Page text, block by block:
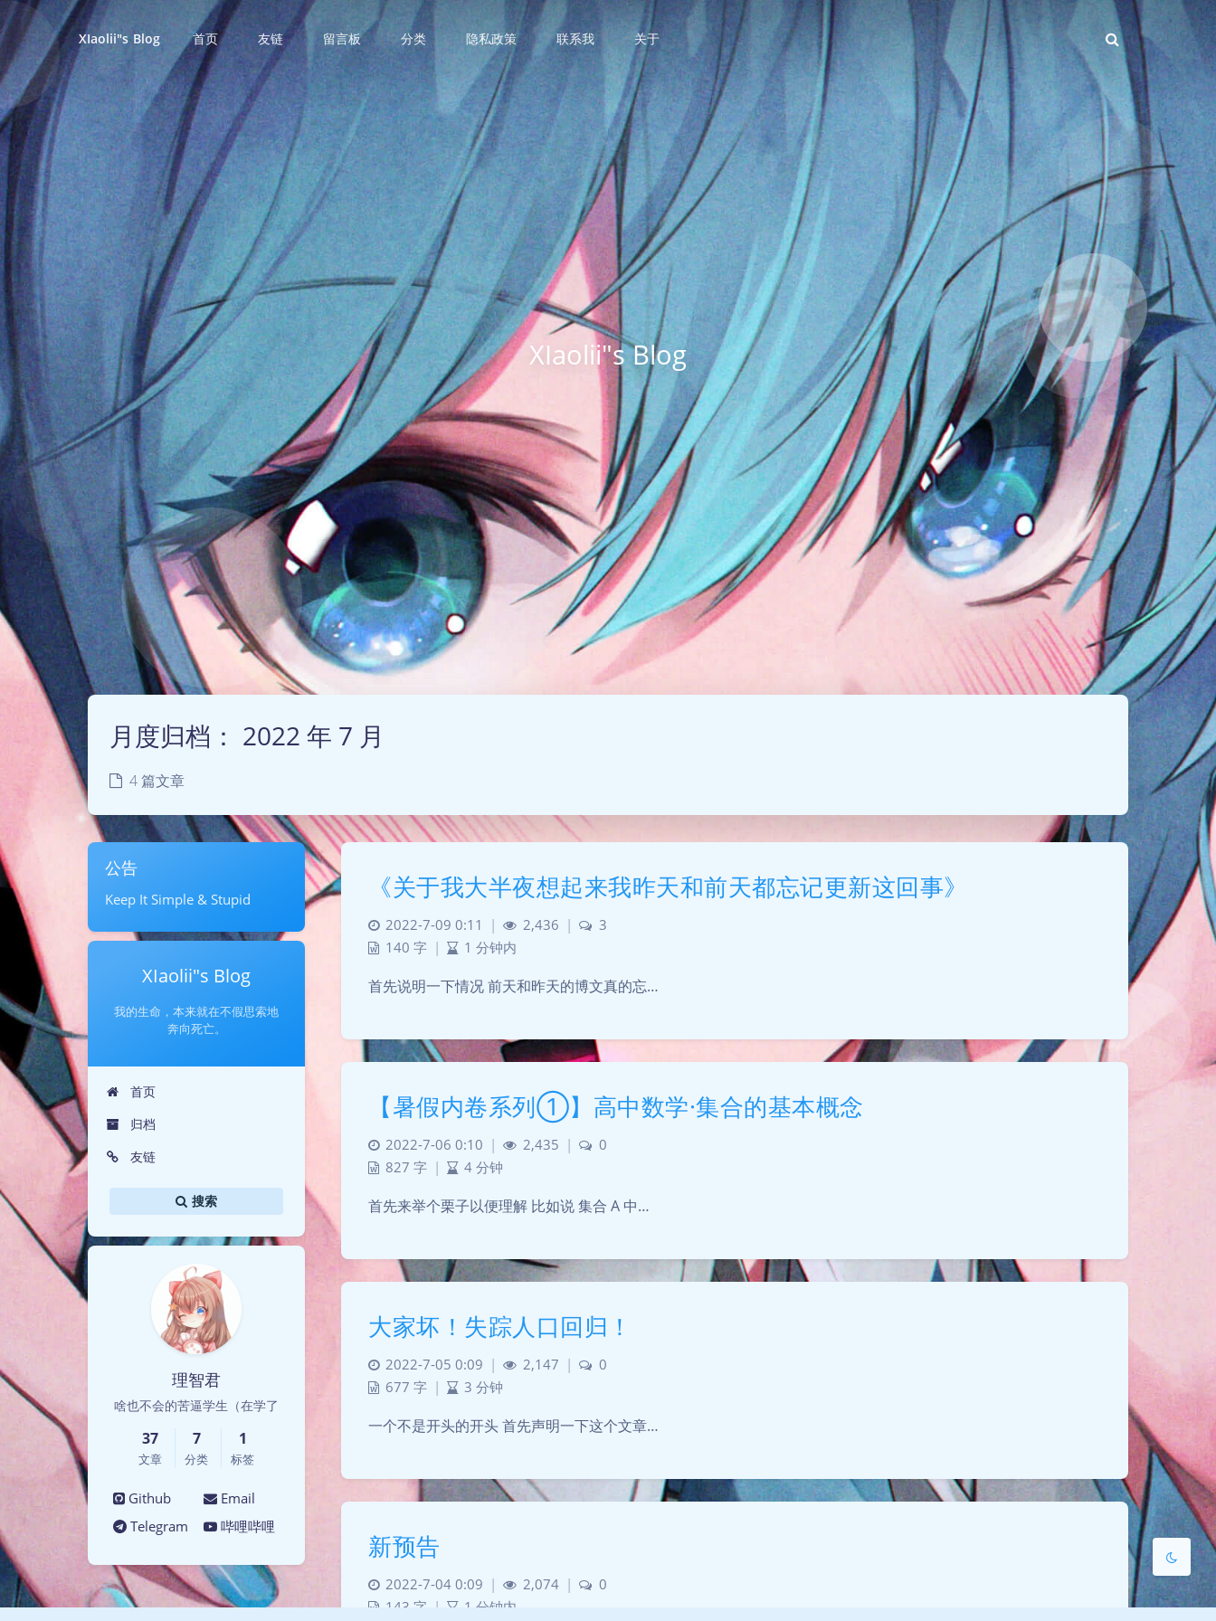
XIaolii"s Blog 首页 友链 留言板 分类 隐私政策 联系我 关于
XIaolii"s Blog
月度归档： 2022 年 7 月
4 篇文章
公告
Keep It Simple & Stupid
XIaolii"s Blog
我的生命，本来就在不假思索地
奔向死亡。
首页
归档
友链
搜索
理智君
啥也不会的苦逼学生（在学了
37
文章
7
分类
1
标签
Github
Email
Telegram
哔哩哔哩
《关于我大半夜想起来我昨天和前天都忘记更新这回事》
2022-7-09 0:11 | 2,436 |
3
140 字 | 1 分钟内
首先说明一下情况 前天和昨天的博文真的忘…
【暑假内卷系列①】高中数学·集合的基本概念
2022-7-06 0:10 | 2,435 |
0
827 字 | 4 分钟
首先来举个栗子以便理解 比如说 集合 A 中…
大家坏！失踪人口回归！
2022-7-05 0:09 | 2,147 |
0
677 字 | 3 分钟
一个不是开头的开头 首先声明一下这个文章…
新预告
2022-7-04 0:09 | 2,074 |
0
143 字 | 1 分钟内